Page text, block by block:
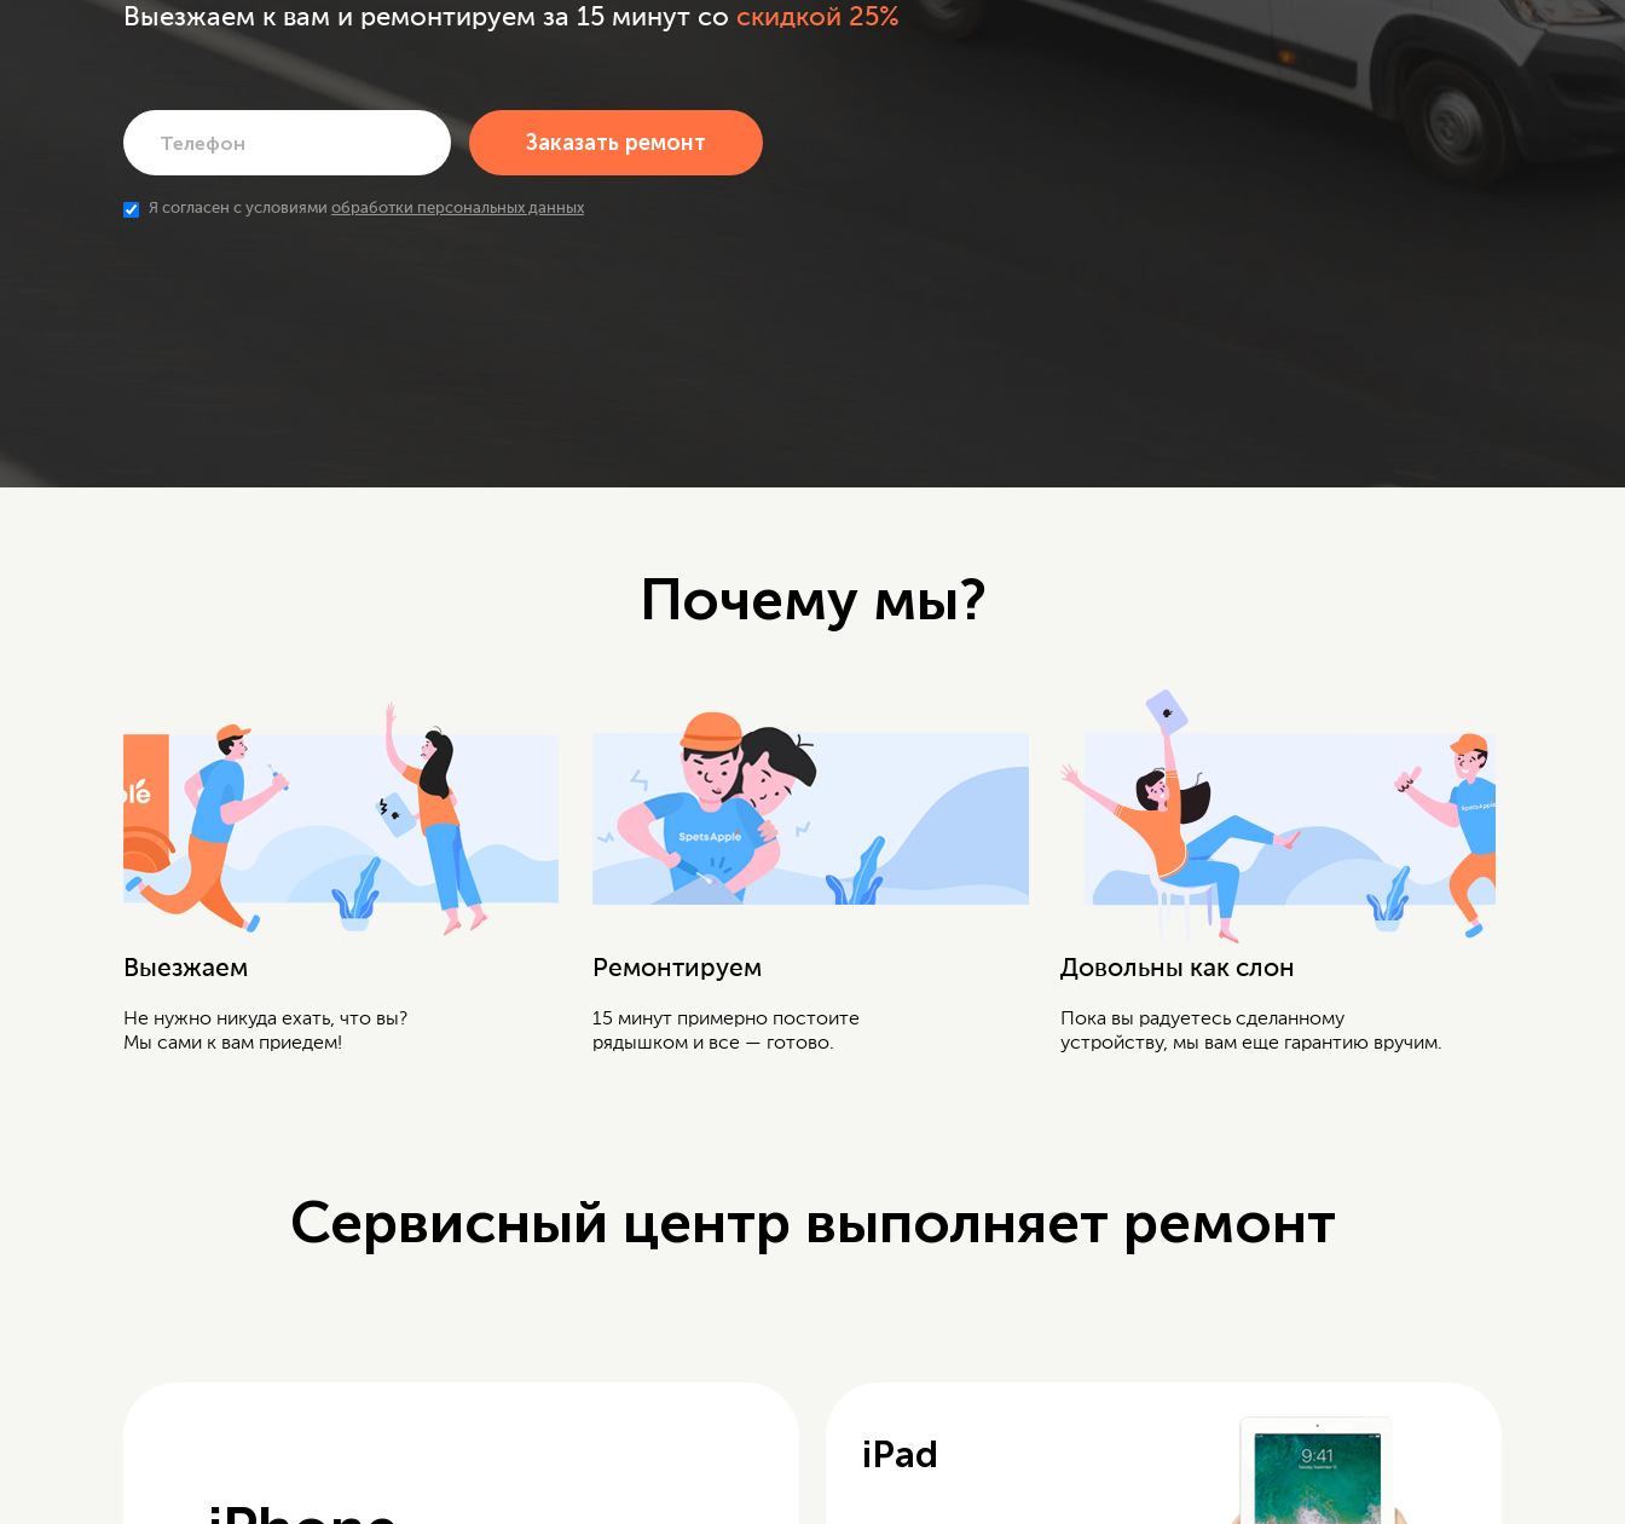
Выезжаем к вам и ремонтируем за 15 минут со скидкой 25%
Я согласен с условиями обработки персональных данных
Почему мы?
Выезжаем
Не нужно никуда ехать, что вы?
Мы сами к вам приедем!
Ремонтируем
15 минут примерно постоите
рядышком и все — готово.
Довольны как слон
Пока вы радуетесь сделанному
устройству, мы вам еще гарантию вручим.
Сервисный центр выполняет ремонт
iPad